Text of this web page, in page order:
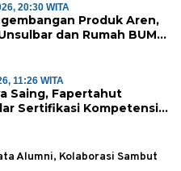
20:30 WITA
Produk Aren,
dan Rumah BUMN
11:26 WITA
Saing, Fapertahut
Sertifikasi Kompetensi